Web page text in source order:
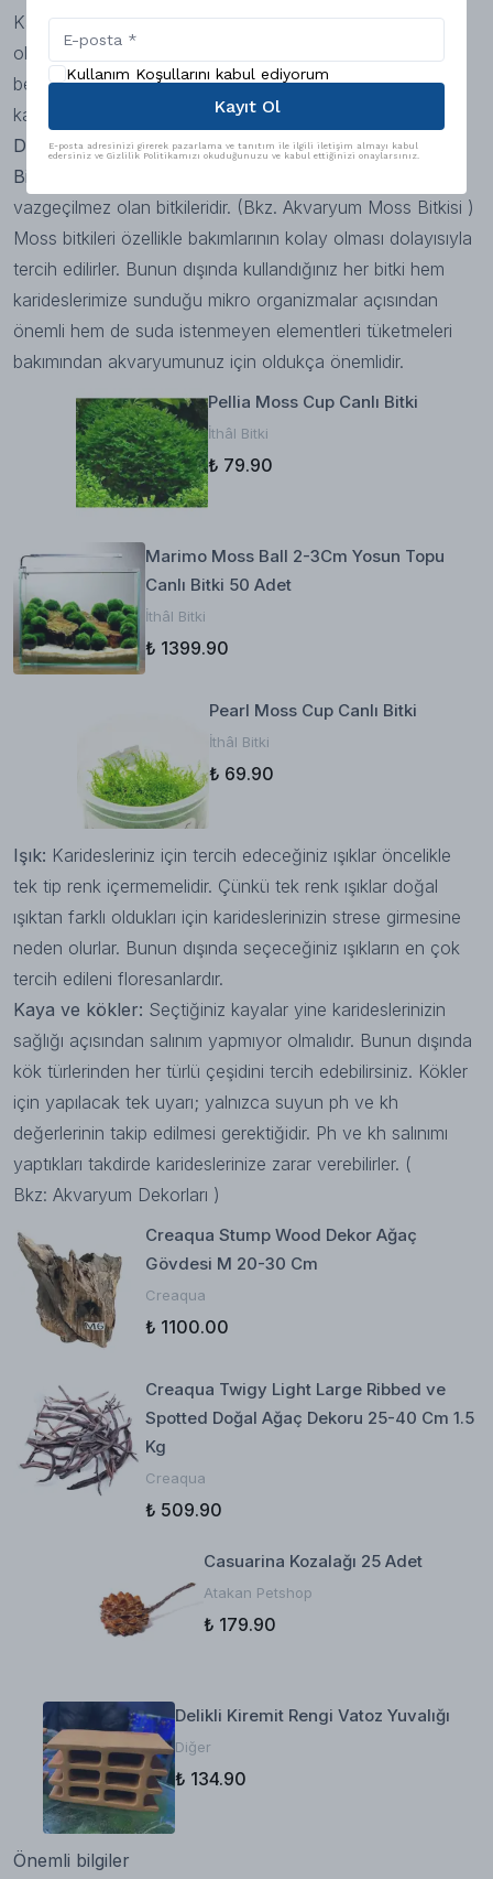
Karideslerin bir başka özelliği ise bakterilerle besleniyor
olmasıdır. İçerisinde sünger barındıran filtreler de nitekim
beslendikleri bakterileri çokça barındırması açısından
karideslerinizi mutlu eden filtrelerdendir.
Dekoratif malzemeler
Bitkiler:
vazgeçilmez olan bitkileridir. (Bkz. Akvaryum Moss Bitkisi )
Moss bitkileri özellikle bakımlarının kolay olması dolayısıyla
tercih edilirler. Bunun dışında kullandığınız her bitki hem
karideslerimize sunduğu mikro organizmalar açısından
önemli hem de suda istenmeyen elementleri tüketmeleri
bakımından akvaryumunuz için oldukça önemlidir.
Pellia Moss Cup Canlı Bitki
İthâl Bitki
₺ 79.90
Marimo Moss Ball 2-3Cm Yosun Topu
Canlı Bitki 50 Adet
İthâl Bitki
₺ 1399.90
Pearl Moss Cup Canlı Bitki
İthâl Bitki
₺ 69.90
Işık: Karidesleriniz için tercih edeceğiniz ışıklar öncelikle
tek tip renk içermemelidir. Çünkü tek renk ışıklar doğal
ışıktan farklı oldukları için karideslerinizin strese girmesine
neden olurlar. Bunun dışında seçeceğiniz ışıkların en çok
tercih edileni floresanlardır.
Kaya ve kökler: Seçtiğiniz kayalar yine karideslerinizin
sağlığı açısından salınım yapmıyor olmalıdır. Bunun dışında
kök türlerinden her türlü çeşidini tercih edebilirsiniz. Kökler
için yapılacak tek uyarı; yalnızca suyun ph ve kh
değerlerinin takip edilmesi gerektiğidir. Ph ve kh salınımı
yaptıkları takdirde karideslerinize zarar verebilirler. (
Bkz: Akvaryum Dekorları )
Creaqua Stump Wood Dekor Ağaç
Gövdesi M 20-30 Cm
Creaqua
₺ 1100.00
Creaqua Twigy Light Large Ribbed ve
Spotted Doğal Ağaç Dekoru 25-40 Cm 1.5
Kg
Creaqua
₺ 509.90
Casuarina Kozalağı 25 Adet
Atakan Petshop
₺ 179.90
Delikli Kiremit Rengi Vatoz Yuvalığı
Diğer
₺ 134.90
Önemli bilgiler
Kullanım Koşullarını kabul ediyorum
Kayıt Ol
E-posta adresinizi girerek pazarlama ve tanıtım ile ilgili iletişim almayı kabul
edersiniz ve Gizlilik Politikamızı okuduğunuzu ve kabul ettiğinizi onaylarsınız.